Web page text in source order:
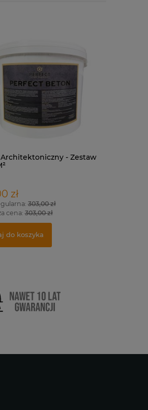
- Zestaw
zł
303,00 zł
cena:303,00 zł
do koszyka